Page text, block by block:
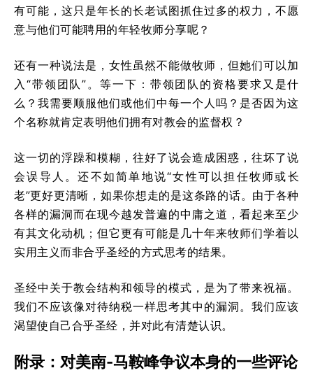
有可能，这只是年长的长老试图抓住过多的权力，不愿
意与他们可能聘用的年轻牧师分享呢？
还有一种说法是，女性虽然不能做牧师，但她们可以加
入“带领团队”。等一下：带领团队的资格要求又是什
么？我需要顺服他们或他们中每一个人吗？是否因为这
个名称就肯定表明他们拥有对教会的监督权？
这一切的浮躁和模糊，往好了说会造成困惑，往坏了说
会误导人。还不如简单地说“女性可以担任牧师或长
老”更好更清晰，如果你想走的是这条路的话。由于各种
各样的漏洞而在现今越发普遍的中庸之道，看起来至少
有其文化动机；但它更有可能是几十年来牧师们学着以
实用主义而非合乎圣经的方式思考的结果。
圣经中关于教会结构和领导的模式，是为了带来祝福。
我们不应该像对待纳税一样思考其中的漏洞。我们应该
渴望使自己合乎圣经，并对此有清楚认识。
附录：对美南-马鞍峰争议本身的一些评论